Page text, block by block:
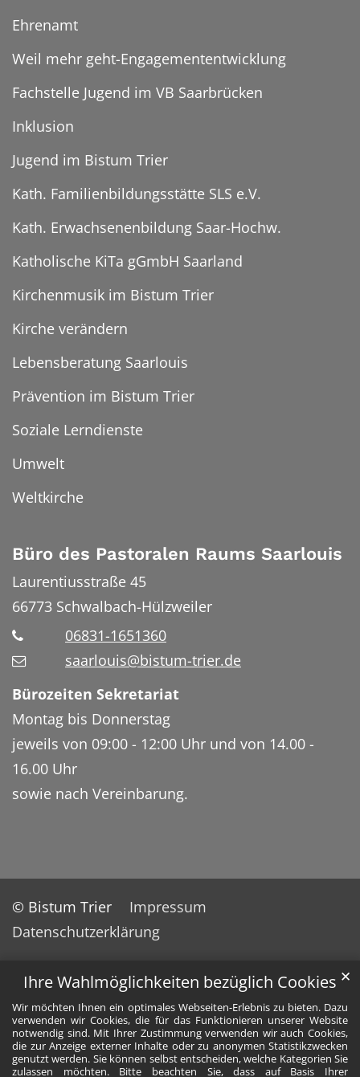
Ihre Wahlmöglichkeiten bezüglich Cookies
Wir möchten Ihnen ein optimales Webseiten-Erlebnis zu bieten. Dazu
verwenden wir Cookies, die für das Funktionieren unserer Website
notwendig sind. Mit Ihrer Zustimmung verwenden wir auch Cookies,
die zur Anzeige externer Inhalte oder zu anonymen Statistikzwecken
genutzt werden. Sie können selbst entscheiden, welche Kategorien Sie
zulassen möchten. Bitte beachten Sie, dass auf Basis Ihrer
✕
Ehrenamt
Weil mehr geht-Engagemententwicklung
Fachstelle Jugend im VB Saarbrücken
Inklusion
Jugend im Bistum Trier
Kath. Familienbildungsstätte SLS e.V.
Kath. Erwachsenenbildung Saar-Hochw.
Katholische KiTa gGmbH Saarland
Kirchenmusik im Bistum Trier
Kirche verändern
Lebensberatung Saarlouis
Prävention im Bistum Trier
Soziale Lerndienste
Umwelt
Weltkirche
Büro des Pastoralen Raums Saarlouis
Laurentiusstraße 45
66773 Schwalbach-Hülzweiler
06831-1651360
saarlouis@bistum-trier.de
Bürozeiten Sekretariat
Montag bis Donnerstag
jeweils von 09:00 - 12:00 Uhr und von 14.00 -
16.00 Uhr
sowie nach Vereinbarung.
© Bistum Trier
Impressum
Datenschutzerklärung